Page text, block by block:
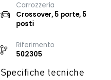
Carrozzeria
Crossover, 5 porte, 5
posti
Riferimento
502305
Specifiche tecniche